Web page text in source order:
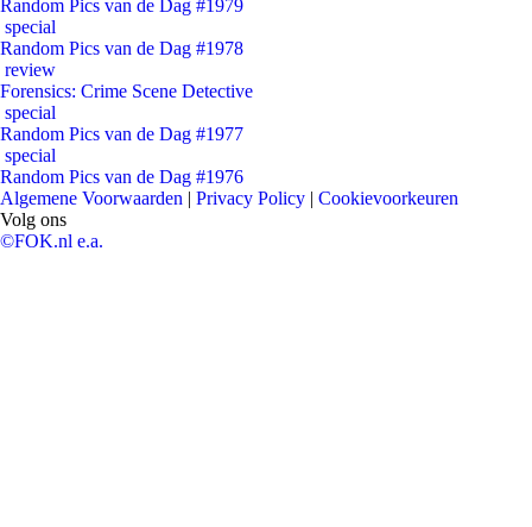
Random Pics van de Dag #1979
special
Random Pics van de Dag #1978
review
Forensics: Crime Scene Detective
special
Random Pics van de Dag #1977
special
Random Pics van de Dag #1976
Algemene Voorwaarden | Privacy Policy | Cookievoorkeuren
Volg ons
©FOK.nl e.a.